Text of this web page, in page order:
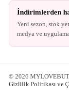
İndirimlerden
Yeni sezon, stok
medya ve
© 2026
Gizlilik Politikası ve